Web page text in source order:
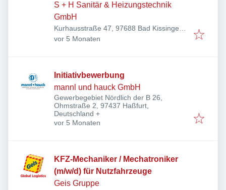
S + H Sanitär & Heizungstechnik
GmbH
Kurhausstraße 47, 97688 Bad Kissingen,
Deutschland
Veröffentlicht:
vor 5 Monaten
Initiativbewerbung
mannl und hauck GmbH
Gewerbegebiet Nördlich der B 26,
Ohmstraße 2, 97437 Haßfurt,
Deutschland +
Veröffentlicht:
vor 5 Monaten
KFZ-Mechaniker / Mechatroniker
(m/w/d) für Nutzfahrzeuge
Geis Gruppe